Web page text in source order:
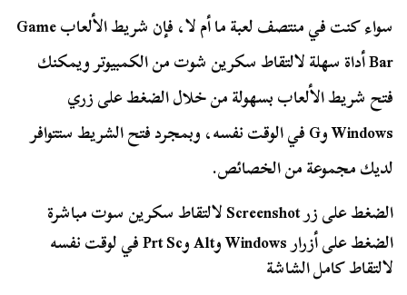
سواء كنت في منتصف لعبة ما أم لا، فإن شريط الألعاب Game
Bar أداة سهلة لالتقاط سكرين شوت من الكمبيوتر ويمكنك
فتح شريط الألعاب بسهولة من خلال الضغط على زري
Windows وG في الوقت نفسه، وبمجرد فتح الشريط ستتوافر
لديك مجموعة من الخصائص.
الضغط على زر Screenshot لالتقاط سكرين سوت مباشرة
الضغط على أزرار Windows وAlt وPrt Sc في لوقت نفسه
لالتقاط كامل الشاشة